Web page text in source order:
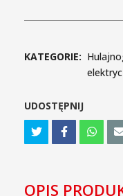
KATEGORIE:
UDOSTĘPNIJ
OPIS